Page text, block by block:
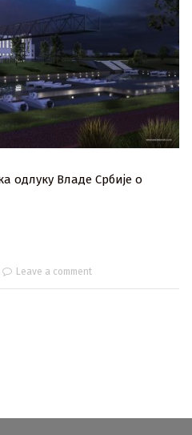
одлуку Владе Србије о
Leave a comment